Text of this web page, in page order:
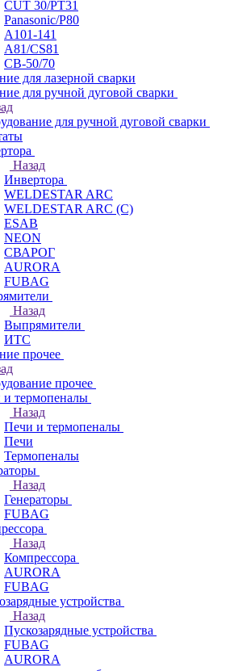
CUT 30/PT31
Panasonic/P80
А101-141
А81/CS81
СВ-50/70
для лазерной сварки
для ручной дуговой сварки
для ручной дуговой сварки
Назад
Инвертора
WELDESTAR ARC
WELDESTAR ARC (С)
ESAB
NEON
СВАРОГ
AURORA
FUBAG
Назад
Выпрямители
ИТС
прочее
прочее
термопеналы
Назад
Печи и термопеналы
Печи
Термопеналы
Назад
Генераторы
FUBAG
Назад
Компрессора
AURORA
FUBAG
устройства
Назад
Пускозарядные устройства
FUBAG
AURORA